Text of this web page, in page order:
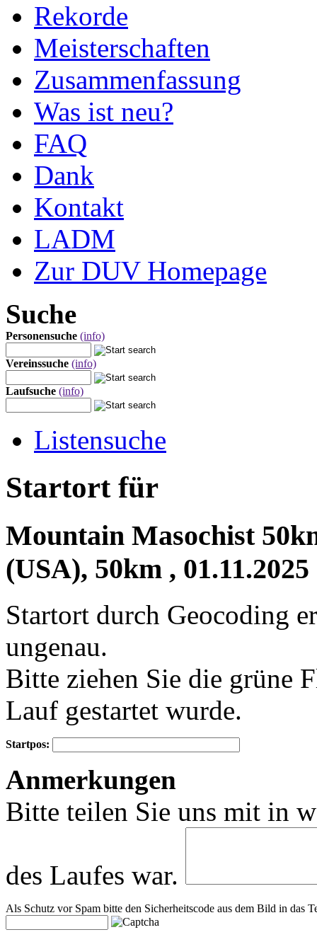
Rekorde
Meisterschaften
Zusammenfassung
Was ist neu?
FAQ
Dank
Kontakt
LADM
Zur DUV Homepage
Suche
Personensuche (info)
Vereinssuche (info)
Laufsuche (info)
Listensuche
Startort für
Mountain Masochist
(USA), 50km , 01.11.2025
Startort durch Geocoding
ungenau.
Bitte ziehen Sie die grüne
Lauf gestartet wurde.
−
Startpos:
Anmerkungen
Bitte teilen Sie uns mit in
des Laufes war.
Als Schutz vor Spam bitte den Sicherheitscode aus dem Bild in das